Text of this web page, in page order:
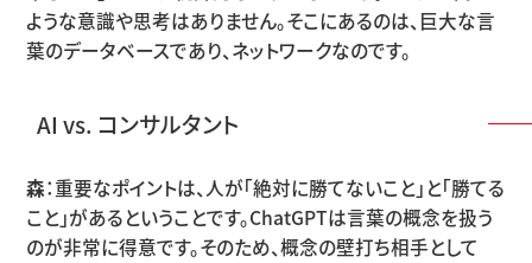
ような意識や思考はありません。そこにあるのは、巨大な言
葉のデータベースであり、ネットワークなのです。
AI vs. コンサルタント
森：重要なポイントは、人が「絶対に勝てないこと」と「勝てる
こと」があるということです。ChatGPTは言葉の概念を扱う
のが非常に得意です。そのため、概念の壁打ち相手として